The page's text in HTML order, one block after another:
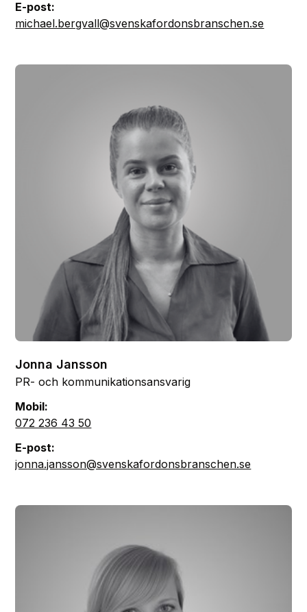
E-post:
michael.bergvall@svenskafordonsbranschen.se
Jonna Jansson
PR- och kommunikationsansvarig
Mobil:
072 236 43 50
E-post:
jonna.jansson@svenskafordonsbranschen.se